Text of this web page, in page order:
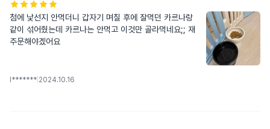
첨에 낯선지 안먹더니 갑자기 며칠 후에 잘먹던 카르나랑
같이 섞어줬는데 카르나는 안먹고 이것만 골라먹네요;; 재
주문해야겠어요
l******* 2024.10.16